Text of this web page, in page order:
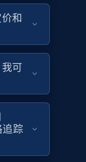
- Collects
Initial
count, and
立即开始
-
search
和
可
追踪